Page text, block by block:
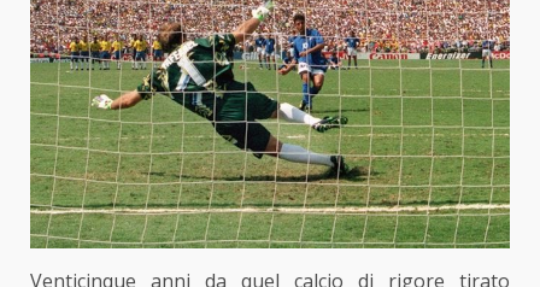
Venticinque anni da quel calcio di rigore tirato